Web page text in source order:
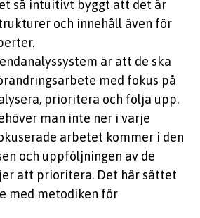
så intuitivt byggt att det är
och innehåll även för
är att de ska
med fokus på
prioritera och följa upp.
man inte ner i varje
arbetet kommer i den
och uppföljningen av de
att prioritera. Det här sättet
med metodiken för